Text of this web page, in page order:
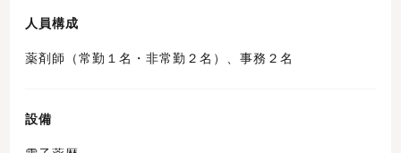
人員構成
薬剤師（常勤１名・非常勤２名）、事務２名
設備